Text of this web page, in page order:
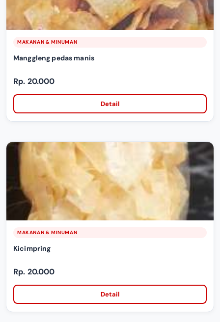
MAKANAN & MINUMAN
Manggleng pedas manis
Rp. 20.000
Detail
MAKANAN & MINUMAN
Kicimpring
Rp. 20.000
Detail